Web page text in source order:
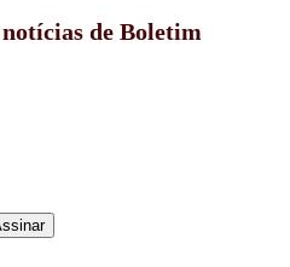
notícias de Boletim